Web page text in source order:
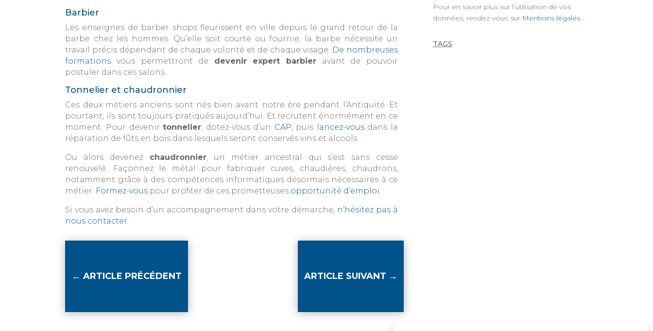
Barbier
Les enseignes de barber shops fleurissent en ville depuis le grand retour de la
barbe chez les hommes. Qu’elle soit courte ou fournie, la barbe nécessite un
travail précis dépendant de chaque volonté et de chaque visage. De nombreuses
formations vous permettront de devenir expert barbier avant de pouvoir
postuler dans ces salons.
Tonnelier et chaudronnier
Ces deux métiers anciens sont nés bien avant notre ère pendant l’Antiquité. Et
pourtant, ils sont toujours pratiqués aujourd’hui. Et recrutent énormément en ce
moment. Pour devenirtonnelier , dotez-vous d’un CAP , puis lancez-vousdans la
réparation de fûts en bois dans lesquels seront conservés vins et alcools.
Ou alors devenez chaudronnier, un métier ancestral qui s’est sans cesse
renouvelé. Façonnez le métal pour fabriquer cuves, chaudières, chaudrons,
notamment grâce à des compétences informatiques désormais nécessaires à ce
métier. Formez-vous pour profiter de ces prometteuses opportunité d’emploi
Si vous avez besoin d’un accompagnement dans votre démarche, n’hésitez pas à
nous contacter.
← ARTICLE PRÉCÉDENT ARTICLE SUIVANT →
Pour en savoir plus sur l’utilisation de vos
données, rendez-vous sur Mentions légales
TAGS